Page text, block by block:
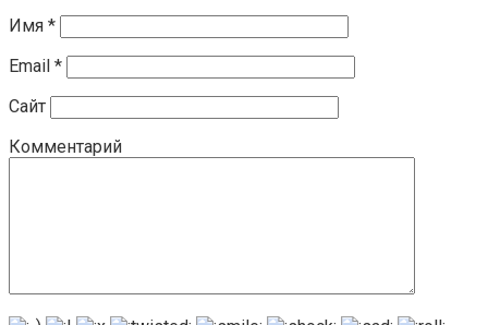
Имя *
Email *
Сайт
Комментарий